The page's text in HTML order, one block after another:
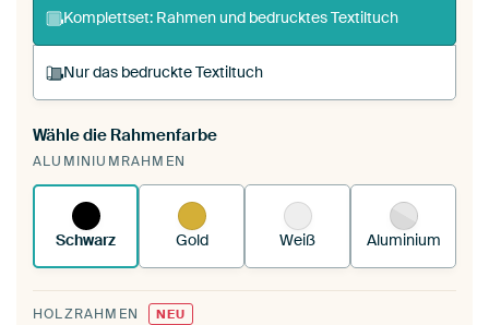
Komplettset: Rahmen und bedrucktes Textiltuch
Nur das bedruckte Textiltuch
Du spannst einen wechselbaren Textiltuch in
deinen vorhandenen ArtFrame™.
funktioniert es.
Wähle die Rahmenfarbe
ALUMINIUMRAHMEN
Schwarz Gold Weiß Aluminium
HOLZRAHMEN NEU